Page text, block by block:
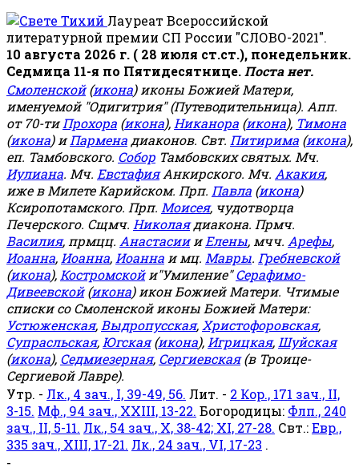
Лауреат Всероссийской
литературной премии СП России "СЛОВО-2021".
10 августа 2026 г. ( 28 июля ст.ст.), понедельник.
Седмица 11-я по Пятидесятнице. Поста нет.
Смоленской(икона) иконы Божией Матери,
именуемой "Одигитрия" (Путеводительница). Апп.
от 70-тиПрохора (икона), Никанора (икона), Тимона
(икона) иПармена диаконов. Свт. Питирима (икона),
еп. Тамбовского. Собор Тамбовских святых. Мч.
Иулиана. Мч. ЕвстафияАнкирского. Мч. Акакия,
иже в Милете Карийском. Прп. Павла (икона)
Ксиропотамского. Прп. Моисея, чудотворца
Печерского. Сщмч. Николаядиакона. Прмч.
Василия, прмцц. АнастасиииЕлены, мчч. Арефы,
Иоанна, Иоанна, Иоанна и мц. Мавры. Гребневской
(икона), Костромскойи"Умиление"Серафимо-
Дивеевской(икона) икон Божией Матери. Чтимые
списки со Смоленской иконы Божией Матери:
Устюженская, Выдропусская, Христофоровская,
Супрасльская, Югская(икона), Игрицкая, Шуйская
(икона), Седмиезерная, Сергиевская(в Троице-
Сергиевой Лавре).
Утр. - Лк., 4 зач., I, 39-49, 56. Лит. - 2 Кор., 171 зач., II,
3-15. Мф., 94 зач., XXIII, 13-22. Богородицы: Флп., 240
зач., II, 5-11. Лк., 54 зач., X, 38-42; XI, 27-28. Свт.:Евр.,
335 зач., XIII, 17-21. Лк., 24 зач., VI, 17-23 .
-